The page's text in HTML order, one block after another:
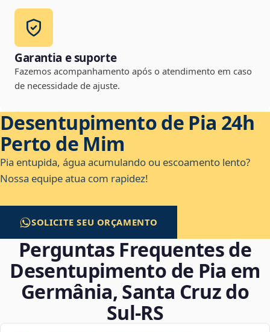
Garantia e suporte
Fazemos acompanhamento após o atendimento em caso
de necessidade de ajuste.
Desentupimento de Pia 24h
Perto de Mim
Pia entupida, água acumulando ou escoamento lento?
Nossa equipe atua com rapidez!
SOLICITE SEU ORÇAMENTO
Perguntas Frequentes de
Desentupimento de Pia em
Germânia, Santa Cruz do
Sul‑RS